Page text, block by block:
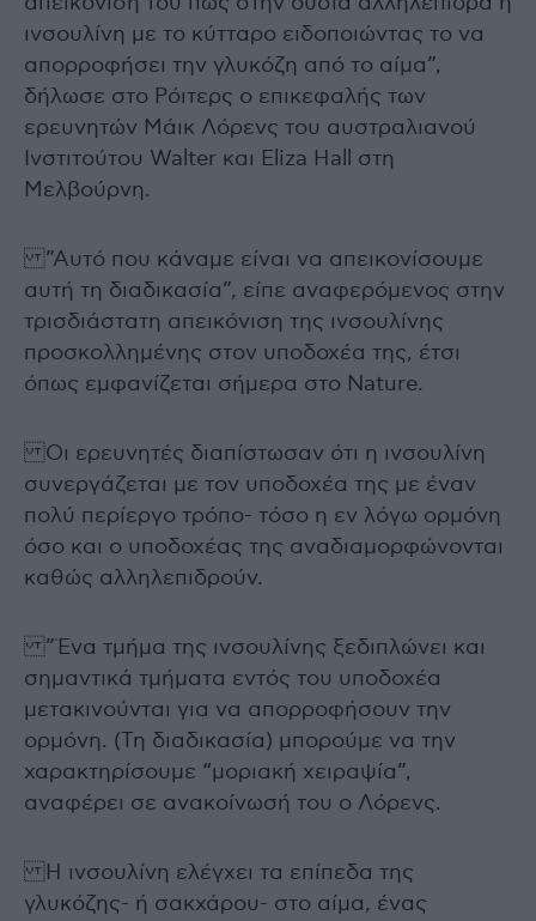
ινσουλίνη με το κύτταρο ειδοποιώντας το να
απορροφήσει την γλυκόζη από το αίμα”,
δήλωσε στο Ρόιτερς ο επικεφαλής των
ερευνητών Μάικ Λόρενς του αυστραλιανού
Ινστιτούτου Walter και Eliza Hall στη
Μελβούρνη.
”Αυτό που κάναμε είναι να απεικονίσουμε
αυτή τη διαδικασία”, είπε αναφερόμενος στην
τρισδιάστατη απεικόνιση της ινσουλίνης
προσκολλημένης στον υποδοχέα της, έτσι
όπως εμφανίζεται σήμερα στο Nature.
Οι ερευνητές διαπίστωσαν ότι η ινσουλίνη
συνεργάζεται με τον υποδοχέα της με έναν
πολύ περίεργο τρόπο- τόσο η εν λόγω ορμόνη
όσο και ο υποδοχέας της αναδιαμορφώνονται
καθώς αλληλεπιδρούν.
”Ένα τμήμα της ινσουλίνης ξεδιπλώνει και
σημαντικά τμήματα εντός του υποδοχέα
μετακινούνται για να απορροφήσουν την
ορμόνη. (Τη διαδικασία) μπορούμε να την
χαρακτηρίσουμε “μοριακή χειραψία”,
αναφέρει σε ανακοίνωσή του ο Λόρενς.
Η ινσουλίνη ελέγχει τα επίπεδα της
γλυκόζης- ή σακχάρου- στο αίμα, ένας